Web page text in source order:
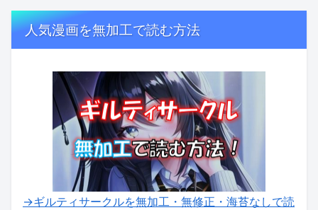
人気漫画を無加工で読む方法
→ギルティサークルを無加工・無修正・海苔なしで読